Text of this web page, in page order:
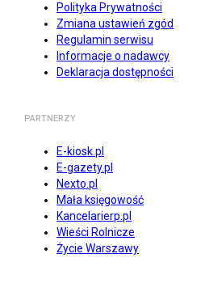
Polityka Prywatności
Zmiana ustawień zgód
Regulamin serwisu
Informacje o nadawcy
Deklaracja dostępności
PARTNERZY
E-kiosk.pl
E-gazety.pl
Nexto.pl
Mała księgowość
Kancelarierp.pl
Wieści Rolnicze
Życie Warszawy